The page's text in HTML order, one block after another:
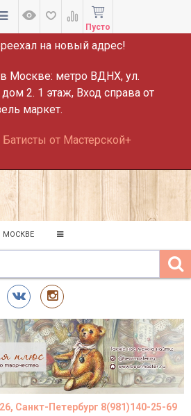
на новый адрес!
Москве: метро ВДНХ, ул.
2. 1 этаж, Вход справа от
маркет.
Батисты от Мастерской+
Пусто
МОСКВЕ
Санкт-Петербург 8(981)140-25-69